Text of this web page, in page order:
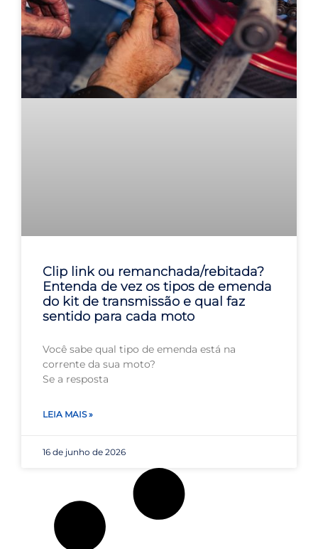
Clip link ou remanchada/rebitada?
Entenda de vez os tipos de emenda
do kit de transmissão e qual faz
sentido para cada moto
Você sabe qual tipo de emenda está na
corrente da sua moto?
Se a resposta
LEIA MAIS »
16 de junho de 2026